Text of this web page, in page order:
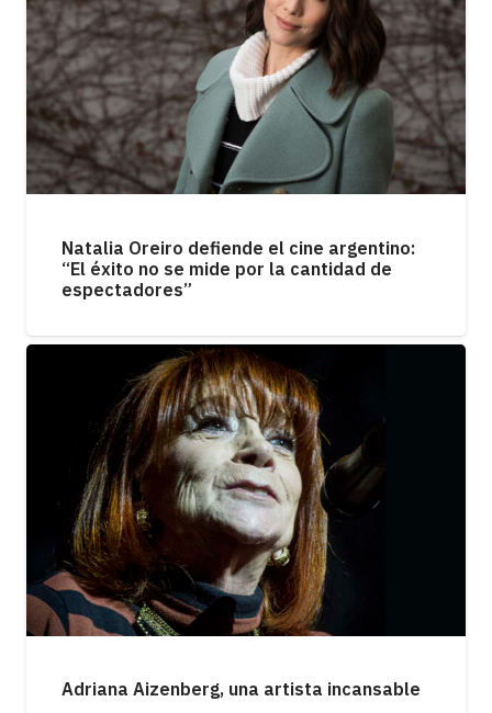
Natalia Oreiro defiende el cine argentino:
“El éxito no se mide por la cantidad de
espectadores”
Adriana Aizenberg, una artista incansable